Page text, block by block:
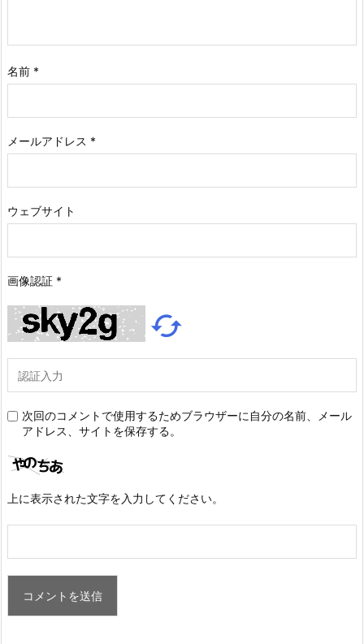
名前 *
メールアドレス *
ウェブサイト
画像認証 *

次回のコメントで使用するためブラウザーに自分の名前、メール
アドレス、サイトを保存する。
上に表示された文字を入力してください。